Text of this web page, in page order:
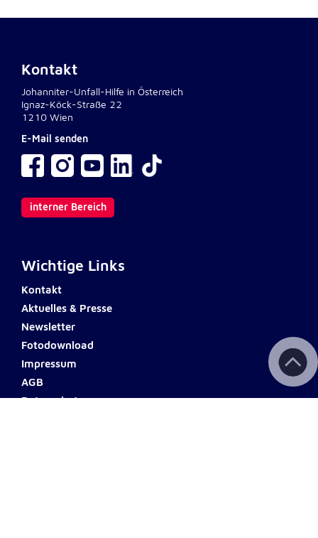
Kontakt
Johanniter-Unfall-Hilfe in Österreich
Ignaz-Köck-Straße 22
1210 Wien
E-Mail senden
interner Bereich
Wichtige Links
Kontakt
Aktuelles & Presse
Newsletter
Fotodownload
Impressum
AGB
Datenschutz